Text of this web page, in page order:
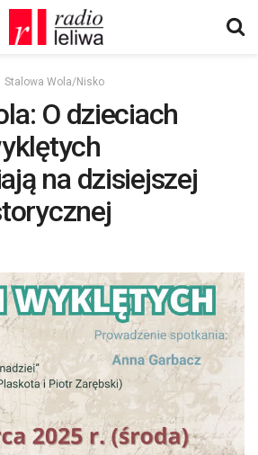
Stalowa Wola/Nisko
O dzieciach
na dzisiejszej